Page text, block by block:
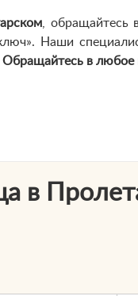
, обращайтесь
Наши
Обращайтесь в любое
в